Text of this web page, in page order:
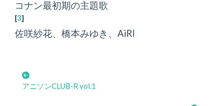
コナン最初期の主題歌
[3]
佐咲紗花、橋本みゆき、AiRI
アニソンCLUB-R vol.1